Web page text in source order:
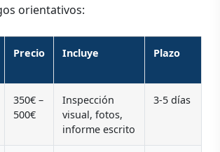
orientativos:
Precio Incluye Plazo
350€ –
500€
Inspección
visual, fotos,
informe escrito
3-5 días